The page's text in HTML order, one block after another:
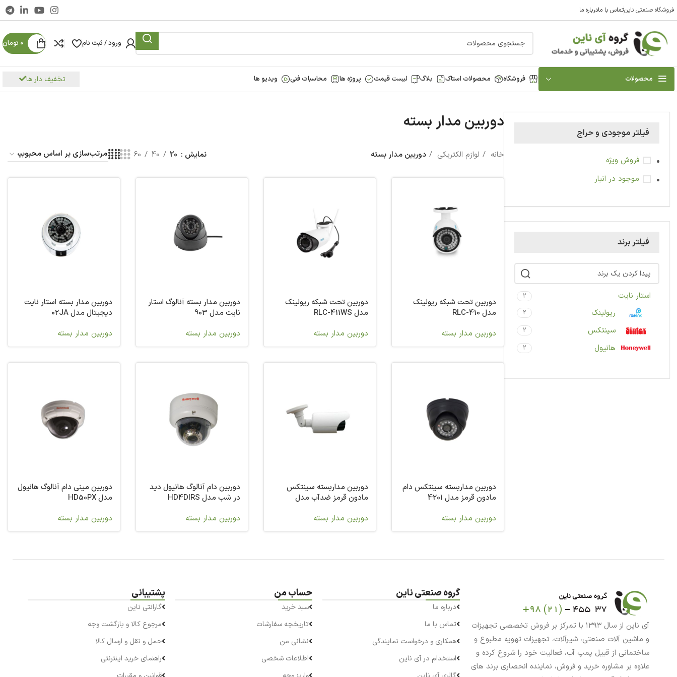
فروشگاه صنعتی ناینتماس با مادرباره ما
ورود / ثبت نام 0 تومان
محصولات فروشگاه محصولات استاک بلاگ لیست قیمت پروژه ها محاسبات فنی ویدیو ها تخفیف دار ها
فیلتر موجودی و حراج
فروش ویژه
موجود در انبار
فیلتر برند
استار نایت 2
ریولینک 2
سینتکس 2
هانیول 2
دوربین مدار بسته
خانه لوازم الکتریکی دوربین مدار بسته نمایش 20
40
60
دوربین تحت شبکه ریولینک
مدل RLC-410
دوربین مدار بسته
دوربین تحت شبکه ریولینک
مدل RLC-411WS
دوربین مدار بسته
دوربین مدار بسته آنالوگ استار
نایت مدل 903
دوربین مدار بسته
دوربین مدار بسته استار نایت
دیجیتال مدل 02JA
دوربین مدار بسته
دوربین مداربسته سینتکس دام
مادون قرمز مدل 4201
دوربین مدار بسته
دوربین مداربسته سینتکس
مادون قرمز ضدآب مدل
دوربین مدار بسته
دوربین دام آنالوگ هانیول دید
در شب مدل HD4DIRS
دوربین مدار بسته
دوربین مینی‌ دام آنالوگ هانیول
مدل HD50PX
دوربین مدار بسته
آی ناین از سال ۱۳۹۳ با تمرکز بر فروش تخصصی تجهیزات
و ماشین آلات صنعتی، شیرآلات، تجهیزات تهویه مطبوع و
ساختمانی از قبیل پمپ آب، فعالیت خود را شروع کرده و
علاوه بر مشاوره خرید و فروش، نماینده انحصاری برند های
گروه صنعتی ناین
درباره ما
تماس با ما
همکاری و درخواست نمایندگی
استخدام در آی ناین
حساب من
سبد خرید
تاریخچه سفارشات
نشانی من
اطلاعات شخصی
پشتیبانی
گارانتی ناین
مرجوع کالا و بازگشت وجه
حمل و نقل و ارسال کالا
راهنمای خرید اینترنتی